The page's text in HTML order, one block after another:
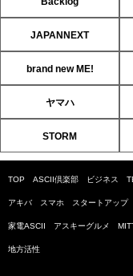
JAPANNEXT
brand new ME!
ヤマハ
STORM
TOP ASCII倶楽部 ビジネス
アキバ スマホ スタートアップ
家電ASCII アスキーグルメ
地方活性